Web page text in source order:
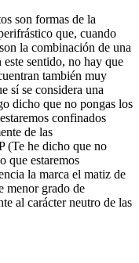
son formas de la
que, cuando
la combinación de una
sentido, no hay que
también muy
sí se considera una
dicho que no pongas los
confinados
de las
(Te he dicho que no
que estaremos
la marca el matiz de
menor grado de
al carácter neutro de las